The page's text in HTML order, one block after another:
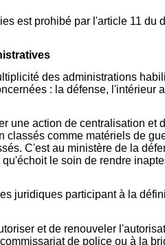
est prohibé par l'article 11 du
des administrations
: la défense, l'intérieur
une action de centralisation et
comme matériels de
C'est au ministère de la
le soin de rendre
juridiques participant à la
et de renouveler
de police ou à la